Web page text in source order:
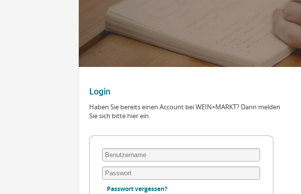
Login
Haben Sie bereits einen Account bei WEIN+MARKT? Dann melden
Sie sich bitte hier ein.
Passwort vergessen?